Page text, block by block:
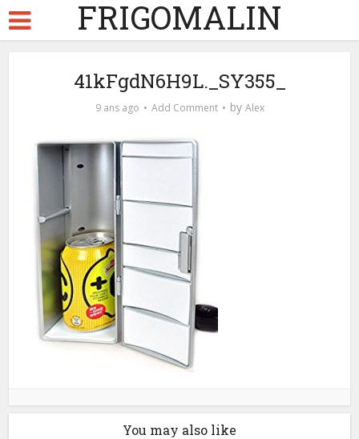
FRIGOMALIN
41kFgdN6H9L._SY355_
9 ans ago Add Comment by Alex
You may also like